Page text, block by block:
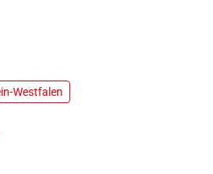
Westfalen